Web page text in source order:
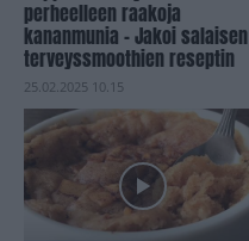
perheelleen raakoja
kananmunia – Jakoi salaisen
terveyssmoothien reseptin
25.02.2025 10.15